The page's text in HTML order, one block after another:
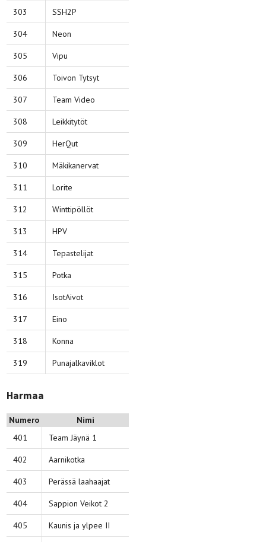
303 SSH2P
304 Neon
305 Vipu
306 Toivon Tytsyt
307 Team Video
308 Leikkitytöt
309 HerQut
310 Mäkikanervat
311 Lorite
312 Winttipöllöt
313 HPV
314 Tepastelijat
315 Potka
316 IsotAivot
317 Eino
318 Konna
319 Punajalkaviklot
Harmaa
Numero
Nimi
401
Team Jäynä 1
402 Aarnikotka
403 Perässä laahaajat
404 Sappion Veikot 2
405 Kaunis ja ylpee II